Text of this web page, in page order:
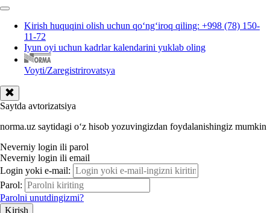
Kirish huquqini olish uchun qoʻngʻiroq qiling: +998 (78) 150-
11-72
Iyun oyi uchun kadrlar kalendarini yuklab oling
Voyti/Zaregistrirovatsya
Saytda avtorizatsiya
norma.uz saytidagi oʻz hisob yozuvingizdan foydalanishingiz mumkin
Neverniy login ili parol
Neverniy login ili email
Login yoki e-mail:
Parol:
Parolni unutdingizmi?